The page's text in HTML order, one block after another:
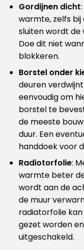
Gordijnen dicht
warmte, zelfs
sluiten wordt
Doe dit niet
blokkeren.
Borstel onder
deuren
eenvoudig om
borstel te
de meeste
duur. Een
handdoek voor
Radiotorfolie:
warmte beter
wordt aan de
de muur
radiatorfolie
gezet worden
uitgeschakeld.